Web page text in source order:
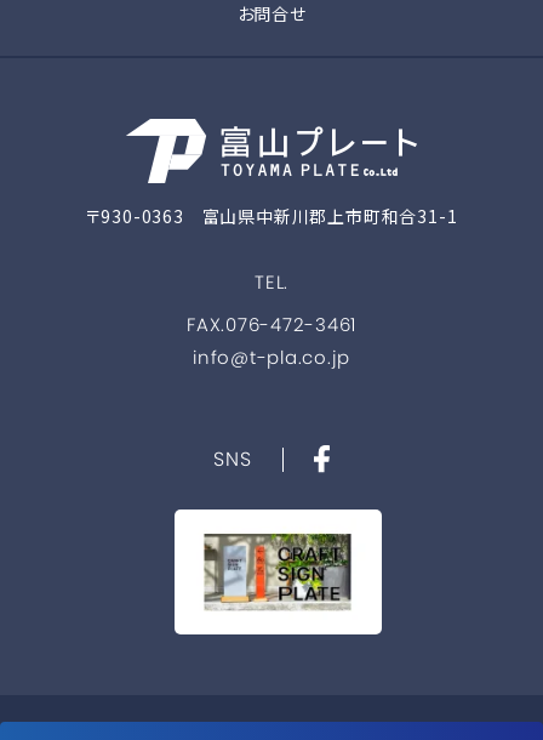
お問合せ
〒930-0363 富山県中新川郡上市町和合31-1
TEL.
FAX.076-472-3461
info@t-pla.co.jp
SNS